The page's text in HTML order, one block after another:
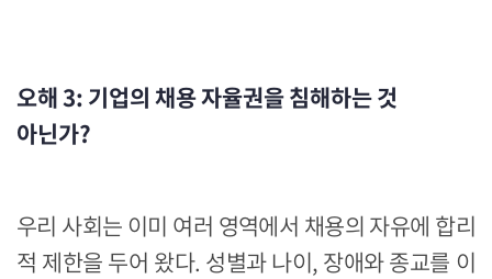
오해 3: 기업의 채용 자율권을 침해하는 것
아닌가?
우리 사회는 이미 여러 영역에서 채용의 자유에 합리
적 제한을 두어 왔다. 성별과 나이, 장애와 종교를 이